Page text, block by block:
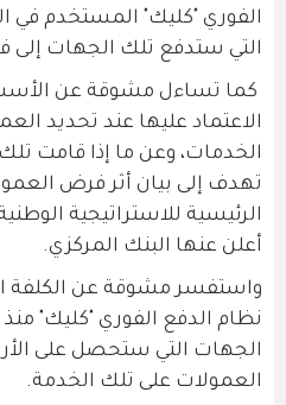
الفوري "كليك" المستخدم في
التي ستدفع تلك الجهات
كما تساءل مشوقة عن
الاعتماد عليها عند تحديد
الخدمات، وعن ما إذا قامت
تهدف إلى بيان أثر فرض
الرئيسية للاستراتيجية
أعلن عنها البنك المركزي.
واستفسر مشوقة عن الكلفة
نظام الدفع الفوري "كليك" منذ
الجهات التي ستحصل على
العمولات على تلك الخدمة.